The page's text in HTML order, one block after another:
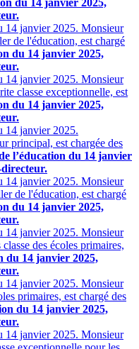
du 14 janvier 2025,
14 janvier 2025. Monsieur
de l'éducation, est chargé
du 14 janvier 2025,
14 janvier 2025. Monsieur
classe exceptionnelle, est
du 14 janvier 2025,
14 janvier 2025.
principal, est chargée des
l’éducation du 14 janvier
14 janvier 2025. Monsieur
de l'éducation, est chargé
du 14 janvier 2025,
14 janvier 2025. Monsieur
des écoles primaires,
du 14 janvier 2025,
14 janvier 2025. Monsieur
primaires, est chargé des
du 14 janvier 2025,
14 janvier 2025. Monsieur